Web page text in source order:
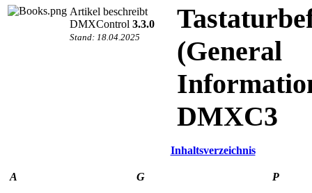
Artikel beschreibt
DMXControl 3.3.0
Stand: 18.04.2025
(General
DMXC3
Inhaltsverzeichnis
A
G
P